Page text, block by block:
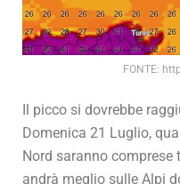
FONTE:
Il picco si dovrebbe
Domenica 21 Luglio,
Nord saranno comprese
andrà meglio sulle Alpi